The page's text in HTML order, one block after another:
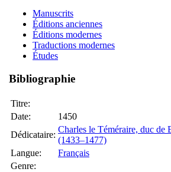
Manuscrits
Éditions anciennes
Éditions modernes
Traductions modernes
Études
Bibliographie
Titre:
Date:
1450
Dédicataire:
Charles le Téméraire, duc de
(1433–1477)
Langue:
Français
Genre: